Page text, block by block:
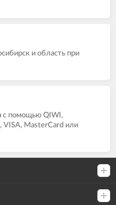
и область при
с помощью QIWI,
VISA, MasterCard или